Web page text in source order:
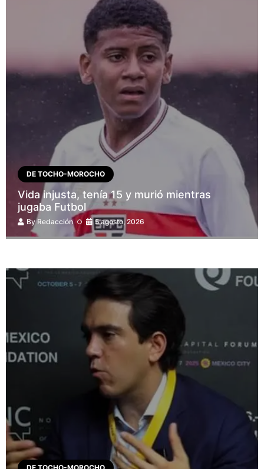
DE TOCHO-MOROCHO
Vida injusta, tenía 15 y murió mientras
jugaba Futbol
ByRedacción 5 agosto, 2026